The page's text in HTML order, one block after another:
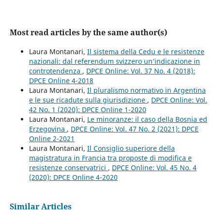
Most read articles by the same author(s)
Laura Montanari, Il sistema della Cedu e le resistenze
nazionali: dal referendum svizzero un’indicazione in
controtendenza , DPCE Online: Vol. 37 No. 4 (2018):
DPCE Online 4-2018
Laura Montanari, Il pluralismo normativo in Argentina
e le sue ricadute sulla giurisdizione , DPCE Online: Vol.
42 No. 1 (2020): DPCE Online 1-2020
Laura Montanari, Le minoranze: il caso della Bosnia ed
Erzegovina , DPCE Online: Vol. 47 No. 2 (2021): DPCE
Online 2-2021
Laura Montanari, Il Consiglio superiore della
magistratura in Francia tra proposte di modifica e
resistenze conservatrici , DPCE Online: Vol. 45 No. 4
(2020): DPCE Online 4-2020
Similar Articles